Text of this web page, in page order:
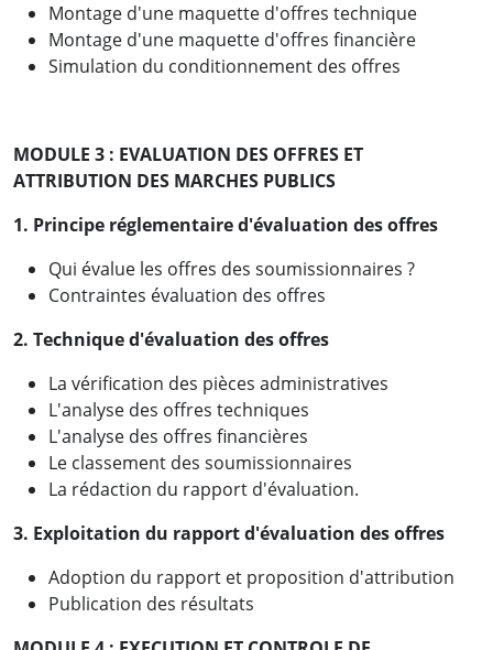
Montage d'une maquette d'offres technique
Montage d'une maquette d'offres financière
Simulation du conditionnement des offres
MODULE 3 : EVALUATION DES OFFRES ET
ATTRIBUTION DES MARCHES PUBLICS
1. Principe réglementaire d'évaluation des offres
Qui évalue les offres des soumissionnaires ?
Contraintes évaluation des offres
2. Technique d'évaluation des offres
La vérification des pièces administratives
L'analyse des offres techniques
L'analyse des offres financières
Le classement des soumissionnaires
La rédaction du rapport d'évaluation.
3. Exploitation du rapport d'évaluation des offres
Adoption du rapport et proposition d'attribution
Publication des résultats